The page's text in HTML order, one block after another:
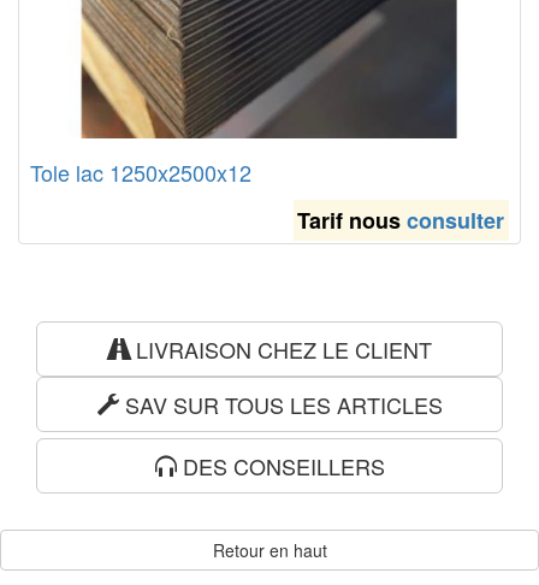
Tole lac 1250x2500x12
Tarif nousconsulter
LIVRAISON CHEZ LE CLIENT
SAV SUR TOUS LES ARTICLES
DES CONSEILLERS
Retour en haut